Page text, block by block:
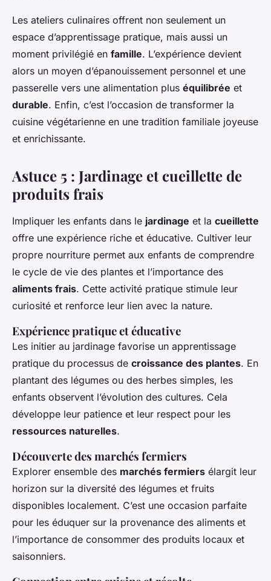
Les ateliers culinaires offrent non seulement un
espace d’apprentissage pratique, mais aussi un
moment privilégié en famille. L’expérience devient
alors un moyen d’épanouissement personnel et une
passerelle vers une alimentation plus équilibrée et
durable. Enfin, c’est l’occasion de transformer la
cuisine végétarienne en une tradition familiale joyeuse
et enrichissante.
Astuce 5 : Jardinage et cueillette de
produits frais
Impliquer les enfants dans le jardinage et la cueillette
offre une expérience riche et éducative. Cultiver leur
propre nourriture permet aux enfants de comprendre
le cycle de vie des plantes et l’importance des
aliments frais. Cette activité pratique stimule leur
curiosité et renforce leur lien avec la nature.
Expérience pratique et éducative
Les initier au jardinage favorise un apprentissage
pratique du processus de croissance des plantes. En
plantant des légumes ou des herbes simples, les
enfants observent l’évolution des cultures. Cela
développe leur patience et leur respect pour les
ressources naturelles.
Découverte des marchés fermiers
Explorer ensemble des marchés fermiers élargit leur
horizon sur la diversité des légumes et fruits
disponibles localement. C’est une occasion parfaite
pour les éduquer sur la provenance des aliments et
l’importance de consommer des produits locaux et
saisonniers.